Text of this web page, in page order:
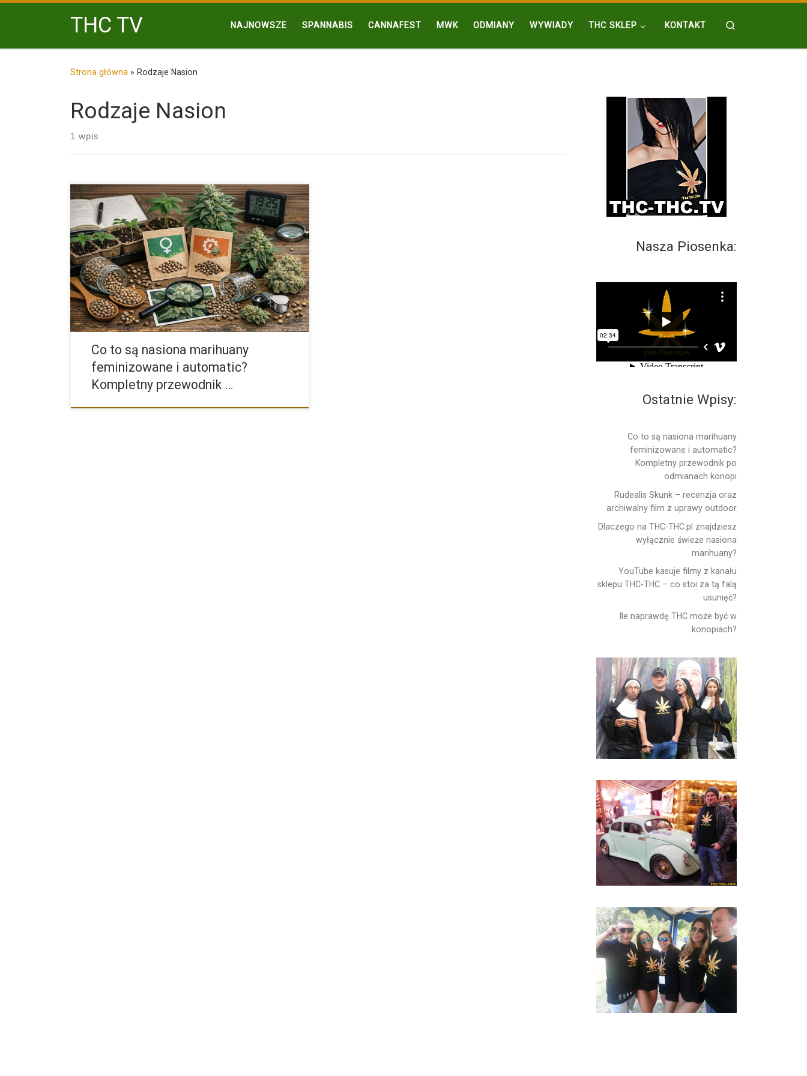
Przejdź do treściTHC TV NAJNOWSZE SPANNABIS CANNAFEST MWK ODMIANY WYWIADY THC SKLEP KONTAKT
Strona główna » Rodzaje Nasion
Rodzaje Nasion
1 wpis
Nasiona marihuany to temat, który z roku na rok budzi […]
Co to są nasiona marihuany
feminizowane i automatic?
Kompletny przewodnik …
Nasza Piosenka:
Ostatnie Wpisy:
Co to są nasiona marihuany
feminizowane i automatic?
Kompletny przewodnik po
odmianach konopi
Rudealis Skunk – recenzja oraz
archiwalny film z uprawy outdoor
Dlaczego na THC-THC.pl znajdziesz
wyłącznie świeże nasiona
marihuany?
YouTube kasuje filmy z kanału
sklepu THC-THC – co stoi za tą falą
usunięć?
Ile naprawdę THC może być w
konopiach?